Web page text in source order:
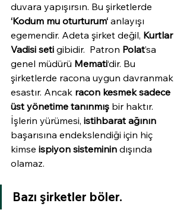
duvara yapışırsın. Bu şirketlerde
‘Kodum mu oturturum‘ anlayışı
egemendir. Adeta şirket değil, Kurtlar
Vadisi seti gibidir.  Patron Polat’sa
genel müdürü Memati‘dir. Bu
şirketlerde racona uygun davranmak
esastır. Ancak racon kesmek sadece
üst yönetime tanınmış bir haktır.
İşlerin yürümesi, istihbarat ağının
başarısına endekslendiği için hiç
kimse ispiyon sisteminin dışında
olamaz.
Bazı şirketler böler.